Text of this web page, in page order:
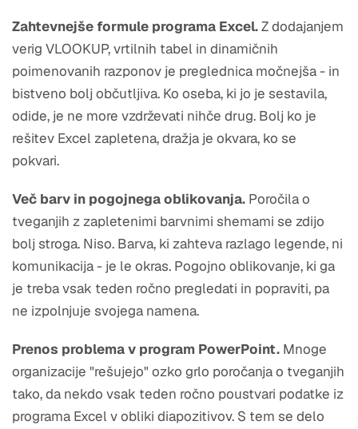
Zahtevnejše formule programa Excel.Z dodajanjem
verig VLOOKUP, vrtilnih tabel in dinamičnih
poimenovanih razponov je preglednica močnejša - in
bistveno bolj občutljiva. Ko oseba, ki jo je sestavila,
odide, je ne more vzdrževati nihče drug. Bolj ko je
rešitev Excel zapletena, dražja je okvara, ko se
pokvari.
Več barv in pogojnega oblikovanja. Poročila o
tveganjih z zapletenimi barvnimi shemami se zdijo
bolj stroga. Niso. Barva, ki zahteva razlago legende, ni
komunikacija - je le okras. Pogojno oblikovanje, ki ga
je treba vsak teden ročno pregledati in popraviti, pa
ne izpolnjuje svojega namena.
Prenos problema v program PowerPoint. Mnoge
organizacije "rešujejo" ozko grlo poročanja o tveganjih
tako, da nekdo vsak teden ročno poustvari podatke iz
programa Excel v obliki diapozitivov. S tem se delo